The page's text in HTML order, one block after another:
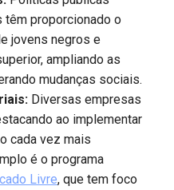
têm proporcionado o
jovens negros e
ampliando as
mudanças sociais.
Diversas empresas
ao implementar
cada vez mais
é o programa
Livre, que tem foco